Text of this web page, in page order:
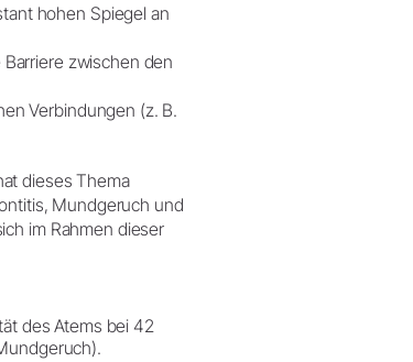
hohen Spiegel an
zwischen den
Verbindungen (z. B.
dieses Thema
Mundgeruch und
im Rahmen dieser
des Atems bei 42